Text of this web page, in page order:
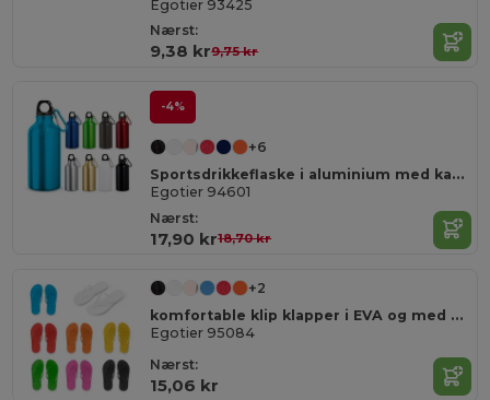
Egotier 93425
Nærst:
9,38 kr9,75 kr
-4%
+6
Sportsdrikkeflaske i aluminium med karabin , kan rumme op til 400 ml
Egotier 94601
Nærst:
17,90 kr18,70 kr
+2
komfortable klip klapper i EVA og med PVC rem
Egotier 95084
Nærst:
15,06 kr